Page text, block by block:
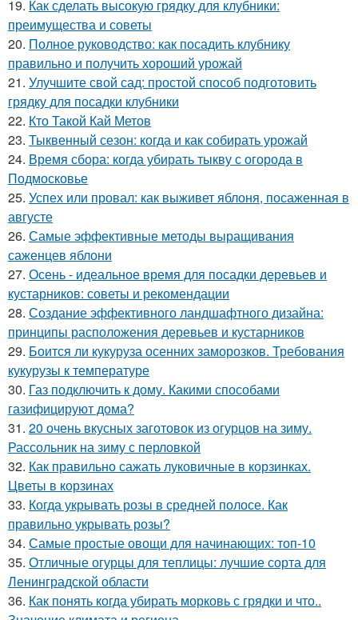
19. Как сделать высокую грядку для клубники:
преимущества и советы
20. Полное руководство: как посадить клубнику
правильно и получить хороший урожай
21. Улучшите свой сад: простой способ подготовить
грядку для посадки клубники
22. Кто Такой Кай Метов
23. Тыквенный сезон: когда и как собирать урожай
24. Время сбора: когда убирать тыкву с огорода в
Подмосковье
25. Успех или провал: как выживет яблоня, посаженная в
августе
26. Самые эффективные методы выращивания
саженцев яблони
27. Осень - идеальное время для посадки деревьев и
кустарников: советы и рекомендации
28. Создание эффективного ландшафтного дизайна:
принципы расположения деревьев и кустарников
29. Боится ли кукуруза осенних заморозков. Требования
кукурузы к температуре
30. Газ подключить к дому. Какими способами
газифицируют дома?
31. 20 очень вкусных заготовок из огурцов на зиму.
Рассольник на зиму с перловкой
32. Как правильно сажать луковичные в корзинках.
Цветы в корзинах
33. Когда укрывать розы в средней полосе. Как
правильно укрывать розы?
34. Самые простые овощи для начинающих: топ-10
35. Отличные огурцы для теплицы: лучшие сорта для
Ленинградской области
36. Как понять когда убирать морковь с грядки и что..